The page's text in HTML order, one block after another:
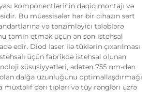
komponentlərinin dəqiq montajı və
Bu müəssisələr hər bir cihazın sərt
və tənzimləyici tələblərə
təmin etmək üçün ən son istehsal
edir. Diod laser ilə tüklərin çıxarılması
üçün fabrikdə istehsal olunan
xüsusiyyətləri, adətən 755 nm-dən
dalğa uzunluğunu optimallaşdırmağı
müxtəlif dəri tipləri və tüy rəngləri üzrə